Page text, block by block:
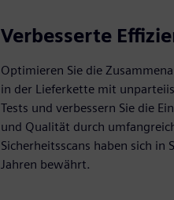
Verbesserte
Optimieren Sie die
in der Lieferkette mit
Tests und verbessern Sie die
und Qualität durch
Sicherheitsscans haben sich in
Jahren bewährt.